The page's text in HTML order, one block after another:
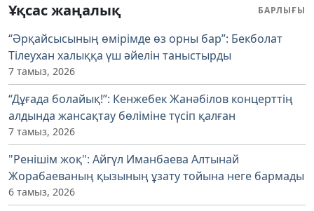
Ұқсас жаңалық БАРЛЫҒЫ
“Әрқайсысының өмірімде өз орны бар”: Бекболат
Тілеухан халыққа үш әйелін таныстырды
7 тамыз, 2026
“Дұғада болайық!”: Кенжебек Жанәбілов концерттің
алдында жансақтау бөліміне түсіп қалған
7 тамыз, 2026
"Ренішім жоқ": Айгүл Иманбаева Алтынай
Жорабаеваның қызының ұзату тойына неге бармады
6 тамыз, 2026